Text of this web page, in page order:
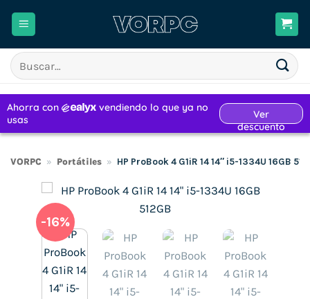
Buscar
por:
VORPC » Portátiles » HP ProBook 4 G1iR 14 14″ i5-1334U 16GB
-16%